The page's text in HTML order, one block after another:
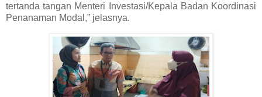
tertanda tangan Menteri Investasi/Kepala Badan Koordinasi
Penanaman Modal,” jelasnya.